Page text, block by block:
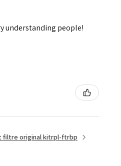
understanding people!
filtre original kitrpl-ftrbp